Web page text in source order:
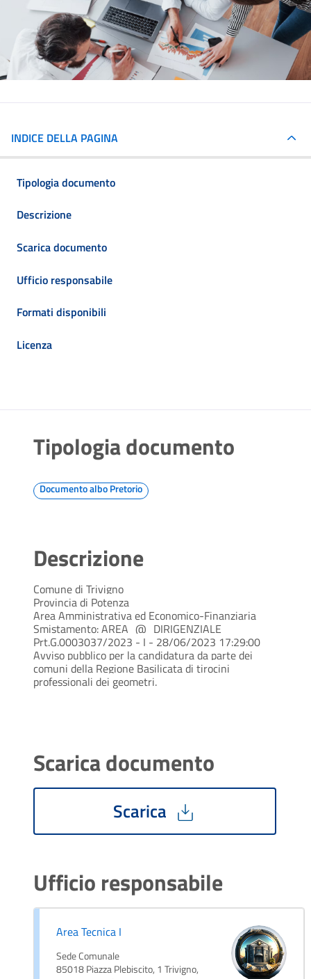
INDICE DELLA PAGINA
Tipologia documento
Descrizione
Scarica documento
Ufficio responsabile
Formati disponibili
Licenza
Tipologia documento
Documento albo Pretorio
Descrizione
Comune di Trivigno
Provincia di Potenza
Area Amministrativa ed Economico-Finanziaria
Smistamento: AREA_@_DIRIGENZIALE
Prt.G.0003037/2023 - I - 28/06/2023 17:29:00
Avviso pubblico per la candidatura da parte dei
comuni della Regione Basilicata di tirocini
professionali dei geometri.
Scarica documento
Scarica
Ufficio responsabile
Area Tecnica I
Sede Comunale
85018 Piazza Plebiscito, 1 Trivigno,